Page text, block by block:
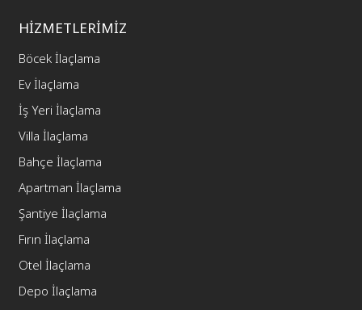
HİZMETLERİMİZ
Böcek İlaçlama
Ev İlaçlama
İş Yeri İlaçlama
Villa İlaçlama
Bahçe İlaçlama
Apartman İlaçlama
Şantiye İlaçlama
Fırın İlaçlama
Otel İlaçlama
Depo İlaçlama